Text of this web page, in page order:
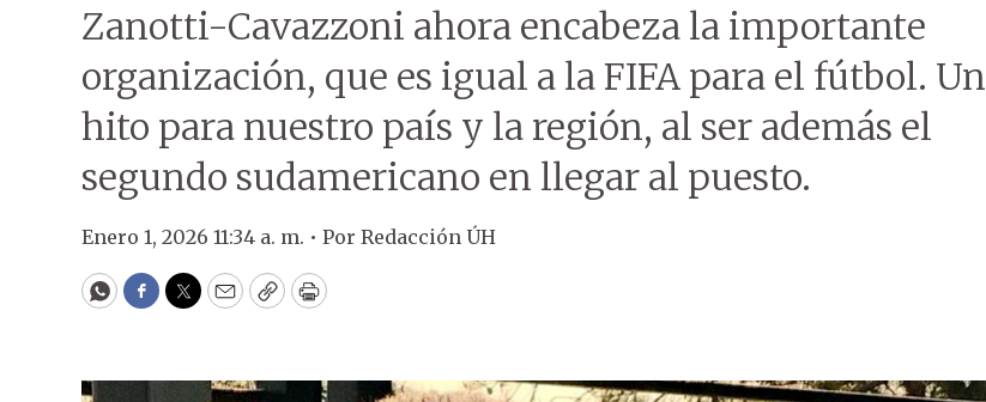
Zanotti-Cavazzoni ahora encabeza la importante
organización, que es igual a la FIFA para el fútbol. Un
hito para nuestro país y la región, al ser además el
segundo sudamericano en llegar al puesto.
Enero 1, 2026 11:34 a. m. • Por Redacción ÚH
WhatsApp
Facebook
Twitter
EmailCopyPrint